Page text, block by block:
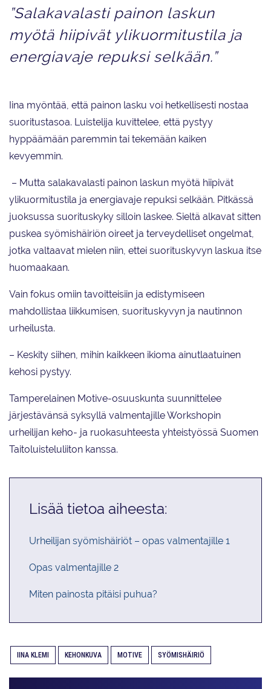
”Salakavalasti painon laskun
myötä hiipivät ylikuormitustila ja
energiavaje repuksi selkään.”
Iina myöntää, että painon lasku voi hetkellisesti nostaa
suoritustasoa. Luistelija kuvittelee, että pystyy
hyppäämään paremmin tai tekemään kaiken
kevyemmin.
– Mutta salakavalasti painon laskun myötä hiipivät
ylikuormitustila ja energiavaje repuksi selkään. Pitkässä
juoksussa suorituskyky silloin laskee. Sieltä alkavat sitten
puskea syömishäiriön oireet ja terveydelliset ongelmat,
jotka valtaavat mielen niin, ettei suorituskyvyn laskua itse
huomaakaan.
Vain fokus omiin tavoitteisiin ja edistymiseen
mahdollistaa liikkumisen, suorituskyvyn ja nautinnon
urheilusta.
– Keskity siihen, mihin kaikkeen ikioma ainutlaatuinen
kehosi pystyy.
Tamperelainen Motive-osuuskunta suunnittelee
järjestävänsä syksyllä valmentajille Workshopin
urheilijan keho- ja ruokasuhteesta yhteistyössä Suomen
Taitoluisteluliiton kanssa.
Lisää tietoa aiheesta:
Urheilijan syömishäiriöt – opas valmentajille 1
Opas valmentajille 2
Miten painosta pitäisi puhua?
IINA KLEMI KEHONKUVA MOTIVE SYÖMISHÄIRIÖ